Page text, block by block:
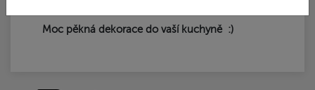
Moc pěkná dekorace do vaší kuchyně :)